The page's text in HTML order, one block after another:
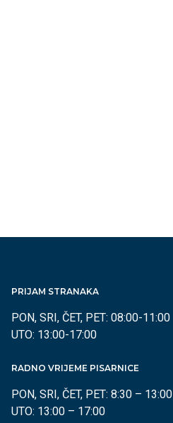
PRIJAM STRANAKA
PON, SRI, ČET, PET: 08:00-11:00
UTO: 13:00-17:00
RADNO VRIJEME PISARNICE
PON, SRI, ČET, PET: 8:30 – 13:00
UTO: 13:00 – 17:00